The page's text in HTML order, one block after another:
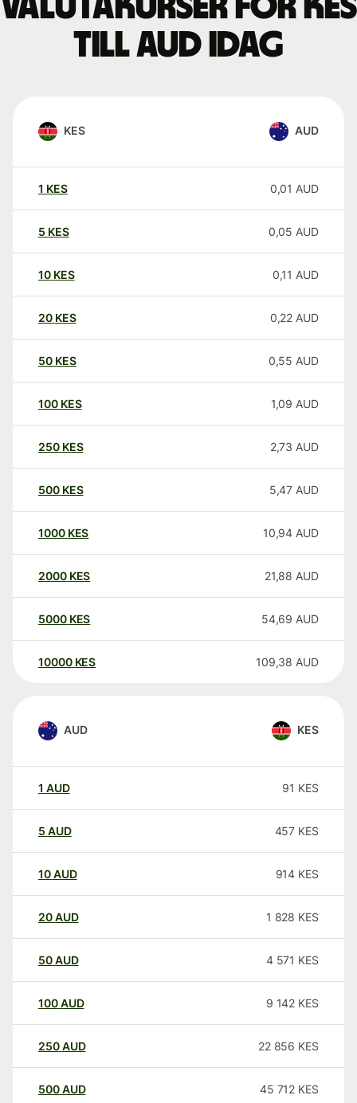
till AUD idag
KES AUD
1 KES 0,01 AUD
5 KES 0,05 AUD
10 KES 0,11 AUD
20 KES 0,22 AUD
50 KES 0,55 AUD
100 KES 1,09 AUD
250 KES 2,73 AUD
500 KES 5,47 AUD
1000 KES 10,94 AUD
2000 KES 21,88 AUD
5000 KES 54,69 AUD
10000 KES 109,38 AUD
AUD KES
1 AUD 91 KES
5 AUD 457 KES
10AUD 914 KES
20AUD 1 828 KES
50AUD 4 571 KES
100AUD 9 142 KES
250AUD 22 856 KES
500AUD 45 712 KES